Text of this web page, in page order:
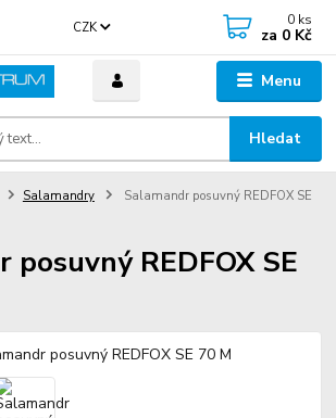
Menu
CZK
Hledat
0 ks
za 0 Kč
Salamandry
Salamandr posuvný REDFOX SE
posuvný REDFOX SE